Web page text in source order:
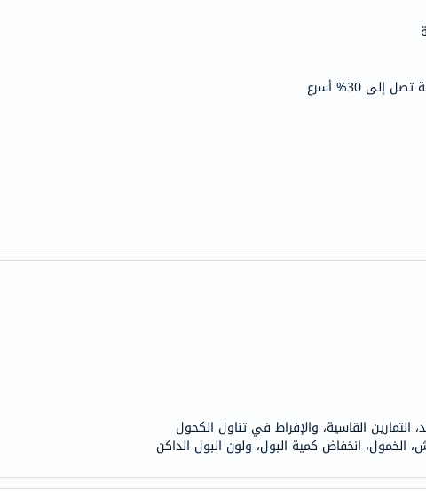
mustela
planet-
vitalproteins
optibac
OMRON
30% أسرع
القاسية، والإفراط في تناول الكحول
انخفاض كمية البول، ولون البول الداكن